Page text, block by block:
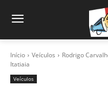
Início Veículos
Rodrigo
Itatiaia
Veículos